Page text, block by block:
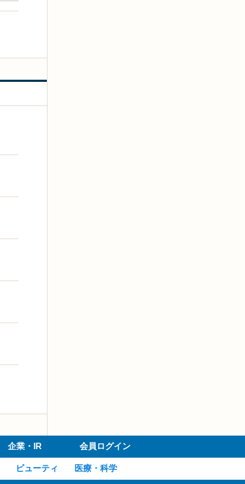
企業・IR 会員ログイン
ビューティ 医療・科学